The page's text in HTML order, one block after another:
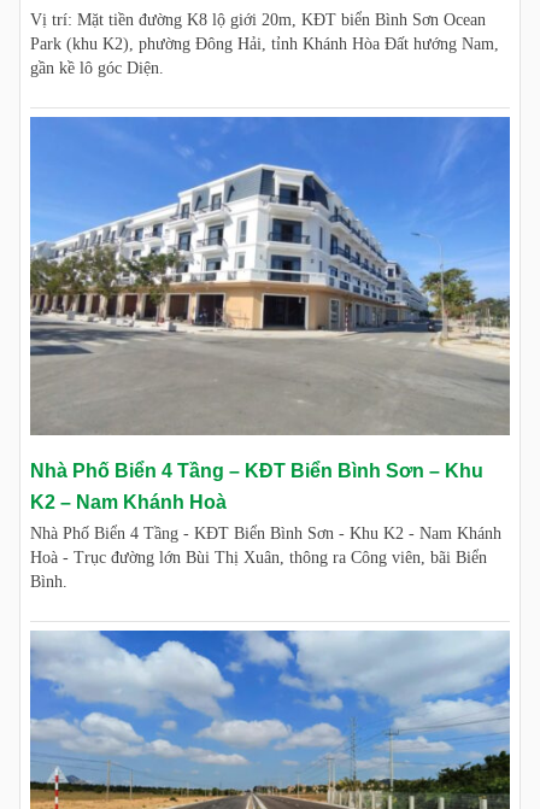
Vị trí: Mặt tiền đường K8 lộ giới 20m, KĐT biển Bình Sơn Ocean
Park (khu K2), phường Đông Hải, tỉnh Khánh Hòa Đất hướng Nam,
gần kề lô góc Diện.
Nhà Phố Biển 4 Tầng – KĐT Biển Bình Sơn – Khu
K2 – Nam Khánh Hoà
Nhà Phố Biển 4 Tầng - KĐT Biển Bình Sơn - Khu K2 - Nam Khánh
Hoà - Trục đường lớn Bùi Thị Xuân, thông ra Công viên, bãi Biển
Bình.